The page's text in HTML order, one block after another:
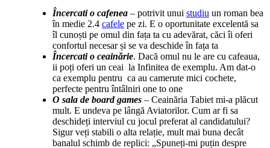
Încercati o cafenea– potrivit unui studiu un roman bea
în medie 2.4 cafelepe zi. E o oportunitate excelentă sa
îl cunoști pe omul din fața ta cu adevărat, căci îi oferi
confortul necesar și se va deschide în fața ta
Încercati o ceainărie. Dacă omul nu le are cu cafeaua,
ii poți oferi un ceai la Infinitea de exemplu. Am dat-o
ca exemplu pentru ca au camerute mici cochete,
perfecte pentru întâlniri one to one
O sala de board games– Ceainăria Tabiet mi-a plăcut
mult. E undeva pe lângă Aviatorilor. Cum ar fi sa
deschideți interviul cu jocul preferat al candidatului?
Sigur veți stabili o alta relație, mult mai buna decât
banalul schimb de replici: „Spuneți-mi puțin despre